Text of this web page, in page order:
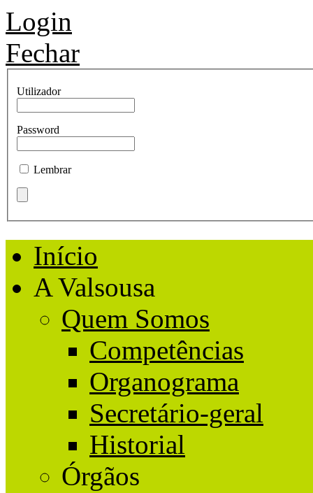
Login
Fechar
Utilizador
Password
Lembrar
Início
A Valsousa
Quem Somos
Competências
Organograma
Secretário-geral
Historial
Órgãos